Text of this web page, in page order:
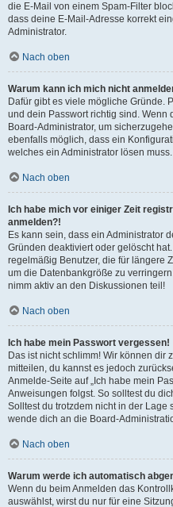
die E-Mail von einem Spam-Filter
dass deine E-Mail-Adresse korrekt
Administrator.
Nach oben
Warum kann ich mich nicht
Dafür gibt es viele mögliche Gründe.
und dein Passwort richtig sind. Wenn
Board-Administrator, um
ebenfalls möglich, dass ein
welches ein Administrator lösen muss.
Nach oben
Ich habe mich vor einiger Zeit
anmelden?!
Es kann sein, dass ein Administrator
Gründen deaktiviert oder gelöscht
regelmäßig Benutzer, die für längere
um die Datenbankgröße zu
nimm aktiv an den Diskussionen teil!
Nach oben
Ich habe mein Passwort vergessen!
Das ist nicht schlimm! Wir können dir
mitteilen, du kannst es jedoch
Anmelde-Seite auf „Ich habe mein
Anweisungen folgst. So solltest du
Solltest du trotzdem nicht in der Lage
wende dich an die Board-
Nach oben
Warum werde ich automatisch
Wenn du beim Anmelden das
auswählst, wirst du nur für eine